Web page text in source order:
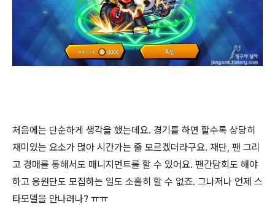
처음에는 단순하게 생각을 했는데요. 경기를 하면 할수록 상당히
재미있는 요소가 먾아 시간가는 줄 모르겠더라구요. 재단, 팬 그리
고 경매를 통해서도 매니지먼트를 할 수 있어요. 팬간담회도 해야
하고 응원단도 모집하는 일도 소홀히 할 수 없죠. 그나저나 언제 스
타모델을 만나려나? ㅠㅠ